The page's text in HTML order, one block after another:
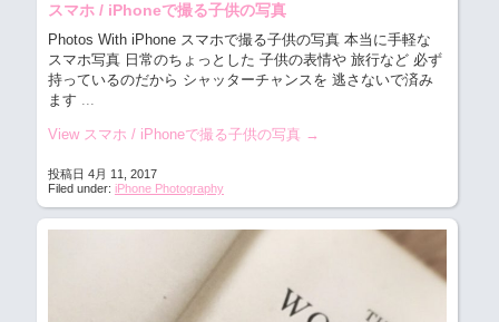
スマホ / iPhoneで撮る子供の写真
Photos With iPhone スマホで撮る子供の写真 本当に手軽な
スマホ写真 日常のちょっとした 子供の表情や 旅行など 必ず
持っているのだから シャッターチャンスを 逃さないで済み
ます ...
View スマホ / iPhoneで撮る子供の写真 →
投稿日 4月 11, 2017
Filed under: iPhone Photography